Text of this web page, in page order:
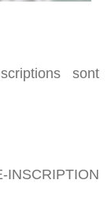
sont
INSCRIPTION